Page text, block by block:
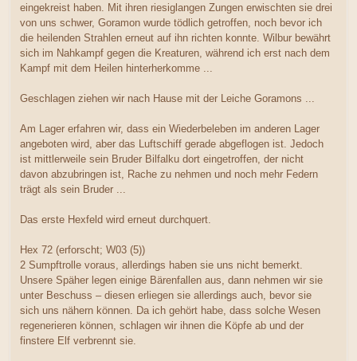
eingekreist haben. Mit ihren riesiglangen Zungen erwischten sie drei
von uns schwer, Goramon wurde tödlich getroffen, noch bevor ich
die heilenden Strahlen erneut auf ihn richten konnte. Wilbur bewährt
sich im Nahkampf gegen die Kreaturen, während ich erst nach dem
Kampf mit dem Heilen hinterherkomme ...
Geschlagen ziehen wir nach Hause mit der Leiche Goramons ...
Am Lager erfahren wir, dass ein Wiederbeleben im anderen Lager
angeboten wird, aber das Luftschiff gerade abgeflogen ist. Jedoch
ist mittlerweile sein Bruder Bilfalku dort eingetroffen, der nicht
davon abzubringen ist, Rache zu nehmen und noch mehr Federn
trägt als sein Bruder ...
Das erste Hexfeld wird erneut durchquert.
Hex 72 (erforscht; W03 (5))
2 Sumpftrolle voraus, allerdings haben sie uns nicht bemerkt.
Unsere Späher legen einige Bärenfallen aus, dann nehmen wir sie
unter Beschuss – diesen erliegen sie allerdings auch, bevor sie
sich uns nähern können. Da ich gehört habe, dass solche Wesen
regenerieren können, schlagen wir ihnen die Köpfe ab und der
finstere Elf verbrennt sie.